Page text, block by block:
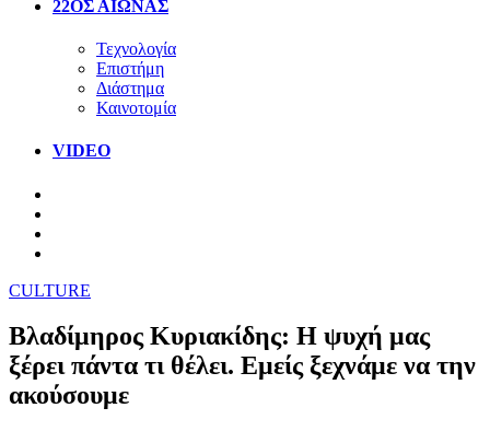
22ΟΣ ΑΙΩΝΑΣ
Τεχνολογία
Επιστήμη
Διάστημα
Καινοτομία
VIDEO
CULTURE
Βλαδίμηρος Κυριακίδης: Η ψυχή μας
ξέρει πάντα τι θέλει. Εμείς ξεχνάμε να την
ακούσουμε